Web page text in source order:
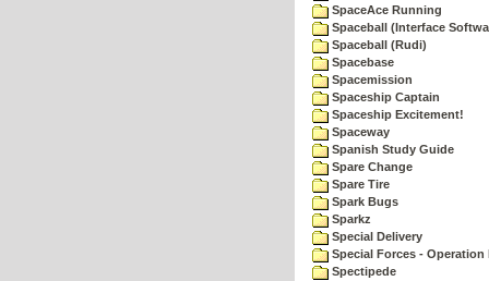
SpaceAce Running
Spaceball (Interface
Spaceball (Rudi)
Spacebase
Spacemission
Spaceship Captain
Spaceship Excitement!
Spaceway
Spanish Study Guide
Spare Change
Spare Tire
Spark Bugs
Sparkz
Special Delivery
Special Forces - Operation
Spectipede